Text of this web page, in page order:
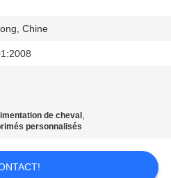
Chine
de cheval ,
personnalisés